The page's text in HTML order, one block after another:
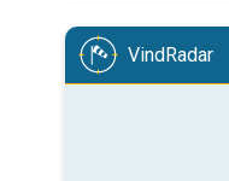
VindRadar